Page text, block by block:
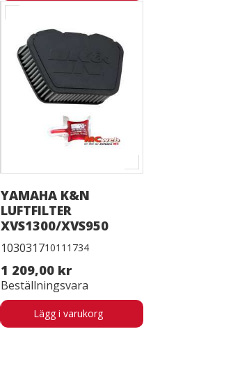
YAMAHA K&N
LUFTFILTER
XVS1300/XVS950
103031710111734
1 209,00 kr
Beställningsvara
Lägg i varukorg